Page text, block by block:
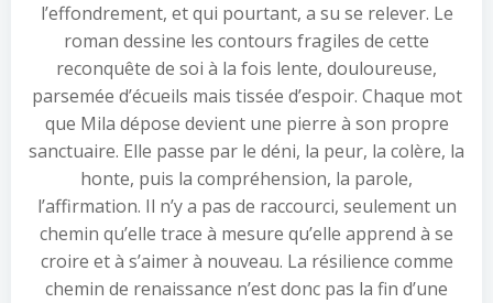
l’effondrement, et qui pourtant, a su se relever. Le
roman dessine les contours fragiles de cette
reconquête de soi à la fois lente, douloureuse,
parsemée d’écueils mais tissée d’espoir. Chaque mot
que Mila dépose devient une pierre à son propre
sanctuaire. Elle passe par le déni, la peur, la colère, la
honte, puis la compréhension, la parole,
l’affirmation. Il n’y a pas de raccourci, seulement un
chemin qu’elle trace à mesure qu’elle apprend à se
croire et à s’aimer à nouveau. La résilience comme
chemin de renaissance n’est donc pas la fin d’une